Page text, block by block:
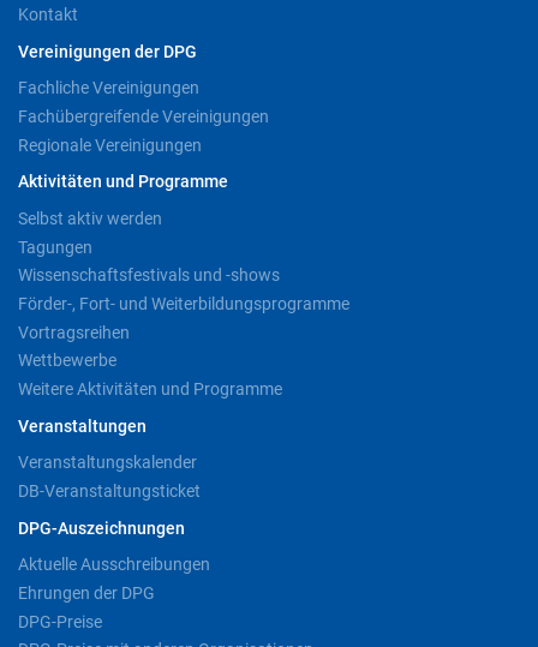
Kontakt
Vereinigungen der DPG
Fachliche Vereinigungen
Fachübergreifende Vereinigungen
Regionale Vereinigungen
Aktivitäten und Programme
Selbst aktiv werden
Tagungen
Wissenschaftsfestivals und -shows
Förder-, Fort- und Weiterbildungsprogramme
Vortragsreihen
Wettbewerbe
Weitere Aktivitäten und Programme
Veranstaltungen
Veranstaltungskalender
DB-Veranstaltungsticket
DPG-Auszeichnungen
Aktuelle Ausschreibungen
Ehrungen der DPG
DPG-Preise